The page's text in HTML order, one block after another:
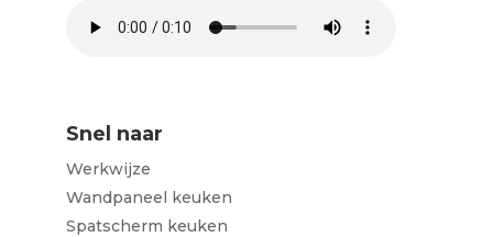
Snel naar
Werkwijze
Wandpaneel keuken
Spatscherm keuken